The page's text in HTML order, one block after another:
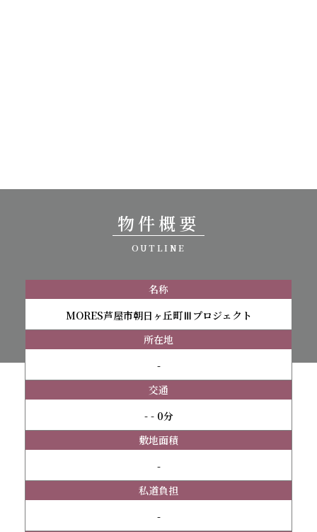
物件概要
OUTLINE
名称
MORES芦屋市朝日ヶ丘町Ⅲプロジェクト
所在地
-
交通
- - 0分
敷地面積
-
私道負担
-